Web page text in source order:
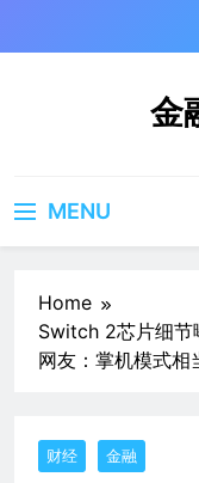
金
MENU
Home
Switch 2芯片细节
网友：掌机模式相
财经 金融